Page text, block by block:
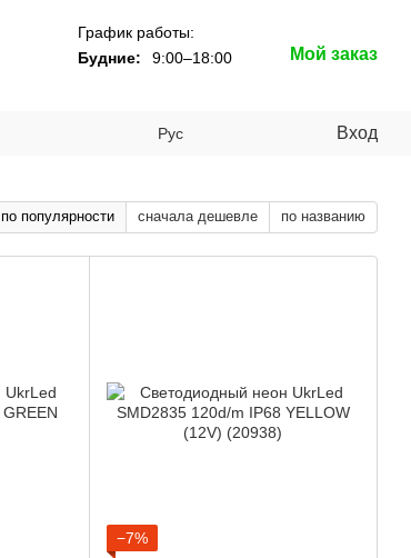
График работы:
Будние:
9:00–18:00 Мой заказ
Рус Вход
по популярности сначала дешевле по названию
−7%